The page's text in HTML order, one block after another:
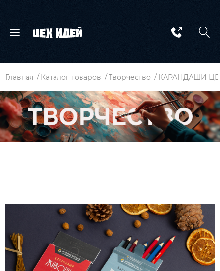
Главная Каталог товаров Творчество КАРАНДАШИ